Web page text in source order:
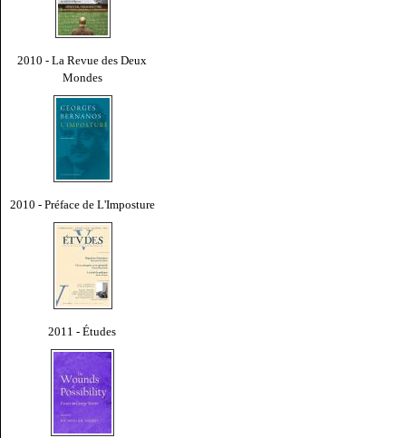
2010 - La Revue des Deux
Mondes
2010 - Préface de L'Imposture
2011 - Études